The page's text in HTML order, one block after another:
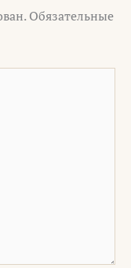
Обязательные